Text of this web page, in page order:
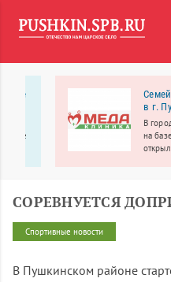
в г.
В
на
СОРЕВНУЕТСЯ
Спортивные новости
В Пушкинском районе